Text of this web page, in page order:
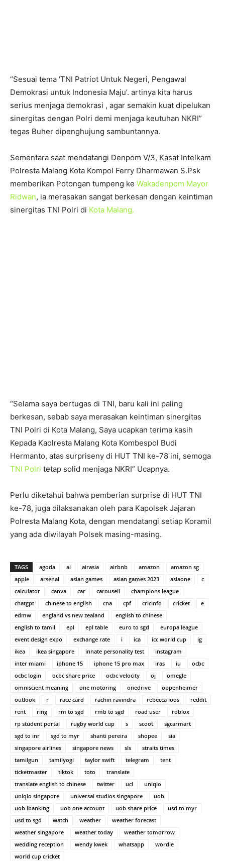
“Sesuai tema ‘TNI Patriot Untuk Negeri, Pengawal
Demokrasi untuk Indonesia Maju’. artinya kita harus
serius menjaga demokrasi , agar semakin kuat dipelukan
sinergitas dengan Polri demi menjaga keutuhan NKRI”
tegas Buher dipenghujung sambuntannya.
Sementara saat mendatangi Denpom V/3, Kasat Intelkam
Polresta Malang Kota Kompol Ferry Dharmawan S.Psk
memberikan Potongan tumpeng ke Wakadenpom Mayor
Ridwan, ia merasakan sangat berkesan dengan keintiman
sinergitas TNI Polri di Kota Malang.
“Selama saya bertugas di TNI, baru kali ini paling
berkesan, sebab saya merasakan keintiman sinergitas
TNI Polri di Kota Malang, Saya ucapkan terima kasih
Kepada Kaolresta Malang Kota Kombespol Budi
Hermanto, atas surpriseny di HUT TNI ke-78 ini, semoga
TNI Polri tetap solid menjaga NKRI” Ucapnya.
Perlu diketahui bahwa pemberian surprise di HUT TNI
ke-78, juga dilaksanakan oleh para Kapolsek Jajaran
Polresta Malang Kota, dengan mendatangi setiap Koramil
yang ada diwilayah Polsek masing-masing.
TAGS agoda ai airasia airbnb amazon
amazon sg
apple
arsenal asian games asian games 2023 asiaone
c
calculator
canva car carousell
champions league
chatgpt
chinese to english cna cpf cricinfo cricket
e
edmw
england vs new zealand
english to chinese
english to tamil
epl epl table euro to sgd
europa league
event design expo
exchange rate i ica icc world cup
ig
ikea
ikea singapore innate personality test
instagram
inter miami
iphone 15 iphone 15 pro max iras iu
ocbc
ocbc login
ocbc share price ocbc velocity oj
omegle
omniscient meaning
one motoring onedrive
oppenheimer
outlook
r race card rachin ravindra rebecca loos
reddit
rent
ring rm to sgd rmb to sgd road user
roblox
rp student portal
rugby world cup s scoot
sgcarmart
sgd to inr
sgd to myr shanti pereira shopee
sia
singapore airlines
singapore news sls
straits times
tamilgun
tamilyogi taylor swift telegram
tent
ticketmaster
tiktok toto
translate
translate english to chinese
twitter ucl
uniqlo
uniqlo singapore
universal studios singapore
uob
uob ibanking
uob one account uob share price
usd to myr
usd to sgd
watch weather
weather forecast
weather singapore
weather today
weather tomorrow
wedding reception
wendy kwek whatsapp
wordle
world cup cricket